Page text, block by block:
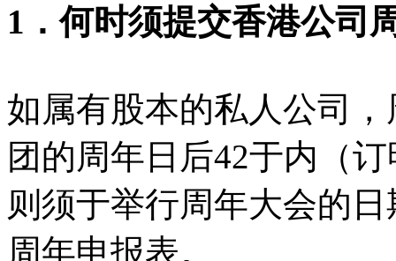
1．何时须提交香港公司
如属有股本的私人公司
团的周年日后42于内（
则须于举行周年大会的
周年申报表。